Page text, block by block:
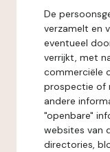
De
verzamelt en
eventueel
verrijkt, met
commerciële
prospectie of
andere
"openbare"
websites van
directories,